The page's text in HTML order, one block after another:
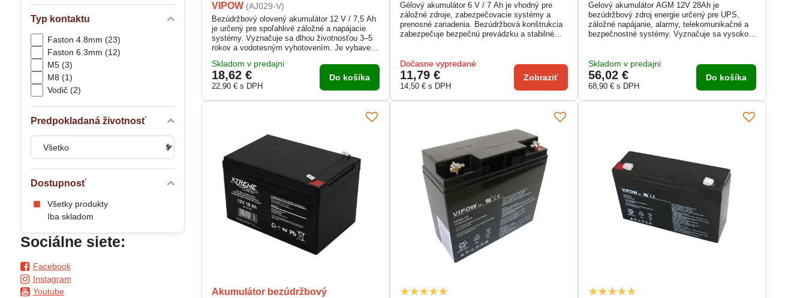
VIPOW (AJ029-V)
Bezúdržbový olovený akumulátor 12 V / 7,5 Ah
je určený pre spoľahlivé záložné a napájacie
systémy. Vyznačuje sa dlhou životnosťou 3–5
rokov a vodotesným vyhotovením. Je vybavený
pripojenie. Vhodný pre UPS, EZS, EPS aj
núdzové osvetlenie.
Skladom v predajni
18,62 €
22,90 €s DPH
Do košíka
Gélový akumulátor 6 V / 7 Ah je vhodný pre
záložné zdroje, zabezpečovacie systémy a
prenosné zariadenia. Bezúdržbová konštrukcia
zabezpečuje bezpečnú prevádzku a stabilné
V. Kompaktné rozmery umožňujú jednoduchú
inštaláciu do rôznych zariadení.
Dočasne vypredané
11,79 €
14,50 €s DPH
Zobraziť
Gelový akumulátor AGM 12V 28Ah je
bezúdržbový zdroj energie určený pre UPS,
záložné napájanie, alarmy, telekomunikačné a
bezpečnostné systémy. Vyznačuje sa vysokou
Absorbent Glass Mat zaručuje dlhú životnosť,
nízke samovybíjanie a možnosť inštalácie v
rôznych polohách. Ideálne riešenie pre
nepretržité...
Skladom v predajni
56,02 €
68,90 €s DPH
Do košíka
Akumulátor bezúdržbový
Typ kontaktu
Faston 4.8mm (23)
Faston 6.3mm (12)
M5 (3)
M8 (1)
Vodič (2)
Predpokladaná životnosť
Dostupnosť
Všetky produkty
Iba skladom
Sociálne siete:
Facebook
Instagram
Youtube